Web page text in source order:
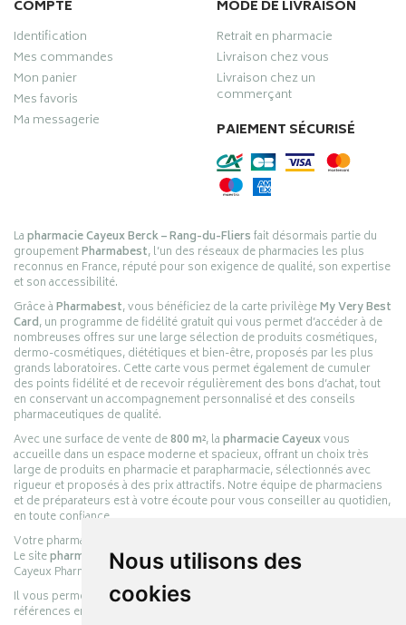
Nous utilisons des
cookies
COMPTE
Identification
Mes commandes
Mon panier
Mes favoris
Ma messagerie
MODE DE LIVRAISON
Retrait en pharmacie
Livraison chez vous
Livraison chez un
commerçant
PAIEMENT SÉCURISÉ
Lapharmacie Cayeux Berck – Rang-du-Fliersfait désormais partie du
groupementPharmabest, l’un des réseaux de pharmacies les plus
reconnus en France, réputé pour son exigence de qualité, son expertise
et son accessibilité.
Grâce àPharmabest, vous bénéficiez de la carte privilègeMy Very Best
Card, un programme de fidélité gratuit qui vous permet d’accéder à de
nombreuses offres sur une large sélection de produits cosmétiques,
dermo-cosmétiques, diététiques et bien-être, proposés par les plus
grands laboratoires. Cette carte vous permet également de cumuler
des points fidélité et de recevoir régulièrement des bons d’achat, tout
en conservant un accompagnement personnalisé et des conseils
pharmaceutiques de qualité.
Avec une surface de vente de800 m², lapharmacie Cayeuxvous
accueille dans un espace moderne et spacieux, offrant un choix très
large de produits en pharmacie et parapharmacie, sélectionnés avec
rigueur et proposés à des prix attractifs. Notre équipe de pharmaciens
et de préparateurs est à votre écoute pour vous conseiller au quotidien,
en toute confiance.
Votre pharmacie en ligne :
Le sitepharmacie-cayeux.frest le prolongement digital de la pharmacie
Cayeux Pharmabest Berck-sur-Mer – Rang-du-Fliers.
Il vous permet de réaliser vos achats en ligne parmi des milliers de
références en :